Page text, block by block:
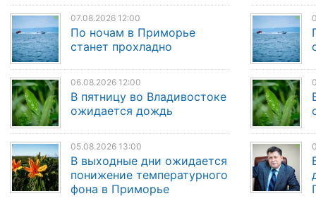
07.08.2026 12:00
По ночам в Приморье
станет прохладно
06.08.2026 12:00
В пятницу во Владивостоке
ожидается дождь
05.08.2026 13:00
В выходные дни ожидается
понижение температурного
фона в Приморье